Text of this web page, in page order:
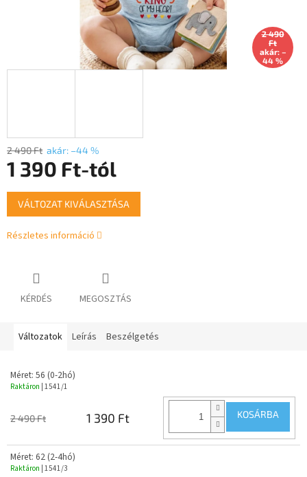
2 490
Ft
akár: –
44 %
2 490 Ft akár: –44 %
1 390 Ft-tól
Egységár:
VÁLTOZAT KIVÁLASZTÁSA
Részletes információ
KÉRDÉS MEGOSZTÁS
Változatok Leírás Beszélgetés
Méret: 56 (0-2hó)
Raktáron | 1541/1
2 490 Ft 1 390 Ft KOSÁRBA
Méret: 62 (2-4hó)
Raktáron | 1541/3